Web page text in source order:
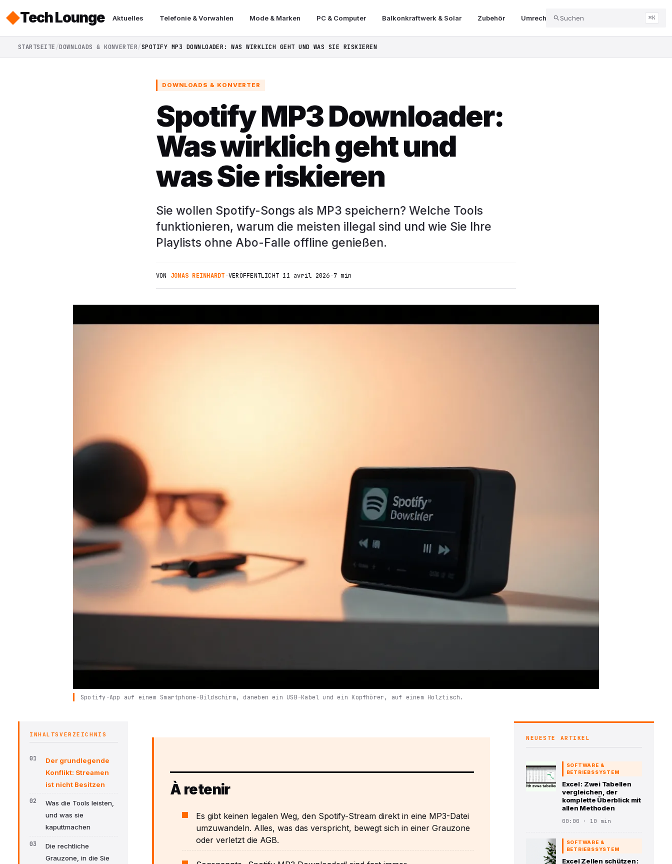
Tech Lounge Aktuelles Telefonie & Vorwahlen Mode & Marken PC & Computer Balkonkraftwerk & Solar Zubehör Umrechner & Tools Abo & Kündigung
Suchen ⌘K
STARTSEITE DOWNLOADS & KONVERTER SPOTIFY MP3 DOWNLOADER: WAS WIRKLICH GEHT UND WAS SIE RISKIEREN
DOWNLOADS & KONVERTER
Spotify MP3 Downloader:
Was wirklich geht und
was Sie riskieren
Sie wollen Spotify-Songs als MP3 speichern? Welche Tools
funktionieren, warum die meisten illegal sind und wie Sie Ihre
Playlists ohne Abo-Falle offline genießen.
VON JONAS REINHARDT ·VERÖFFENTLICHT 11 avril 2026 ·7 min
Spotify-App auf einem Smartphone-Bildschirm, daneben ein USB-Kabel und ein Kopfhörer, auf einem Holztisch.
INHALTSVERZEICHNIS
Der grundlegende
Konflikt: Streamen
ist nicht Besitzen
Was die Tools leisten,
und was sie
kaputtmachen
Die rechtliche
Grauzone, in die Sie
À retenir
Es gibt keinen legalen Weg, den Spotify-Stream direkt in eine MP3-Datei
umzuwandeln. Alles, was das verspricht, bewegt sich in einer Grauzone
oder verletzt die AGB.
NEUESTE ARTIKEL
SOFTWARE &
BETRIEBSSYSTEM
Excel : Zwei Tabellen
vergleichen, der
komplette Überblick mit
allen Methoden
00:00 · 10 min
SOFTWARE &
BETRIEBSSYSTEM
Excel Zellen schützen :